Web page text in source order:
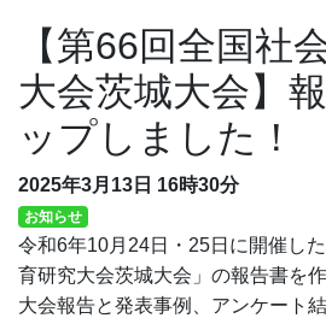
【第66回全国社
大会茨城大会】
ップしました！
2025年3月13日 16時30分
お知らせ
令和6年10月24日・25日 に開催し
育研究大会茨城大会」の報告書を作
大会報告と発表事例、アンケート